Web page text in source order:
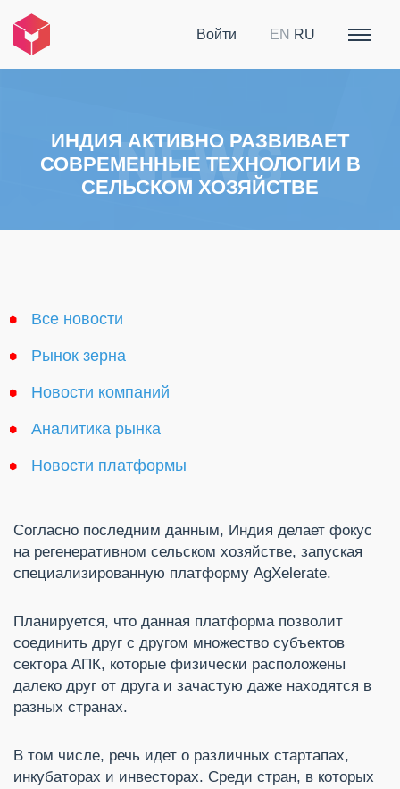
Войти EN RU
ИНДИЯ АКТИВНО РАЗВИВАЕТ
СОВРЕМЕННЫЕ ТЕХНОЛОГИИ В
СЕЛЬСКОМ ХОЗЯЙСТВЕ
Все новости
Рынок зерна
Новости компаний
Аналитика рынка
Новости платформы
Согласно последним данным, Индия делает фокус
на регенеративном сельском хозяйстве, запуская
специализированную платформу AgXelerate.
Планируется, что данная платформа позволит
соединить друг с другом множество субъектов
сектора АПК, которые физически расположены
далеко друг от друга и зачастую даже находятся в
разных странах.
В том числе, речь идет о различных стартапах,
инкубаторах и инвесторах. Среди стран, в которых